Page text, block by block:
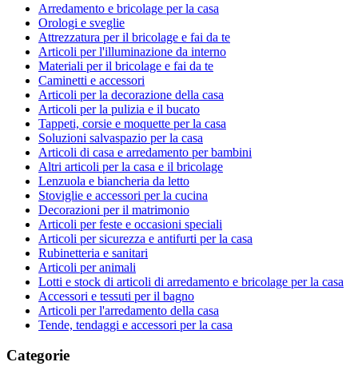
Arredamento e bricolage per la casa
Orologi e sveglie
Attrezzatura per il bricolage e fai da te
Articoli per l'illuminazione da interno
Materiali per il bricolage e fai da te
Caminetti e accessori
Articoli per la decorazione della casa
Articoli per la pulizia e il bucato
Tappeti, corsie e moquette per la casa
Soluzioni salvaspazio per la casa
Articoli di casa e arredamento per bambini
Altri articoli per la casa e il bricolage
Lenzuola e biancheria da letto
Stoviglie e accessori per la cucina
Decorazioni per il matrimonio
Articoli per feste e occasioni speciali
Articoli per sicurezza e antifurti per la casa
Rubinetteria e sanitari
Articoli per animali
Lotti e stock di articoli di arredamento e bricolage per la casa
Accessori e tessuti per il bagno
Articoli per l'arredamento della casa
Tende, tendaggi e accessori per la casa
Categorie